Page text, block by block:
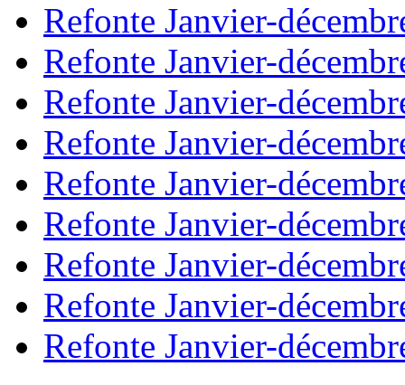
Refonte Janvier-
Refonte Janvier-
Refonte Janvier-
Refonte Janvier-
Refonte Janvier-
Refonte Janvier-
Refonte Janvier-
Refonte Janvier-
Refonte Janvier-